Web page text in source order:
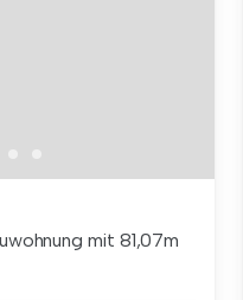
mit 81,07m